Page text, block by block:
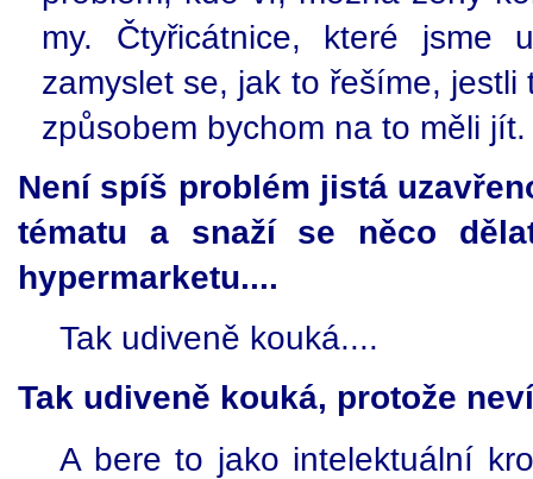
my. Čtyřicátnice, které jsme
zamyslet se, jak to řešíme,
způsobem bychom na to měli jít.
Není spíš problém jistá
tématu a snaží se něco
hypermarketu....
Tak udiveně kouká....
Tak udiveně kouká, protože
A bere to jako intelektuální